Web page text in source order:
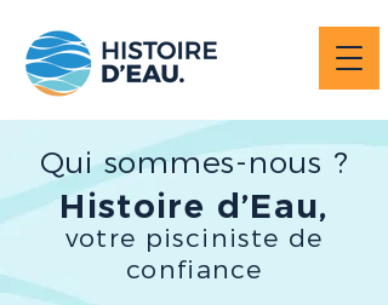
Qui sommes-nous ?
Histoire d’Eau,
votre pisciniste de
confiance